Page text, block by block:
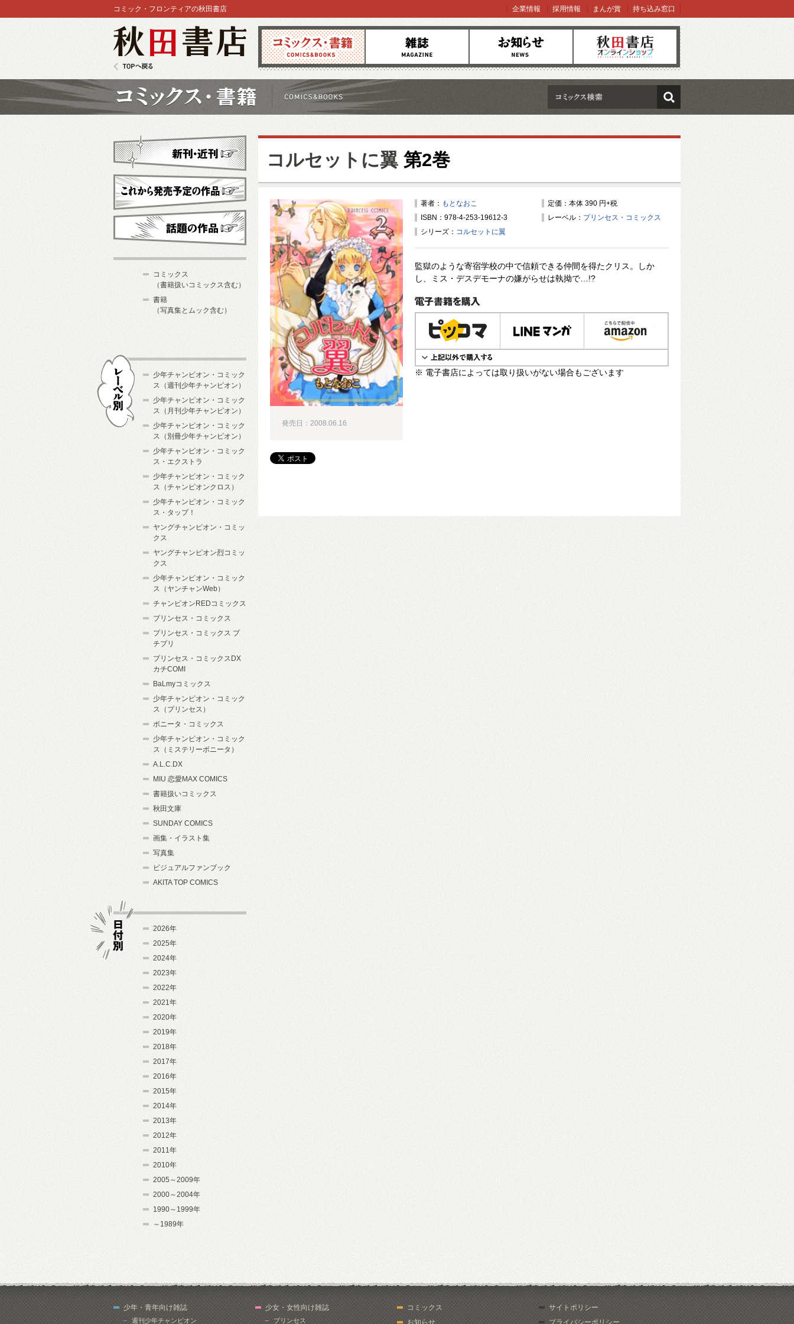
コミックス 雑誌 お知らせ オンラインショップ
コミック・フロンティアの秋田書店 企業情報 採用情報 まんが賞 持ち込み窓口
検索
コルセットに翼 第2巻
著者： もとなおこ
定価：本体 390 円+税
ISBN：978-4-253-19612-3
レーベル： プリンセス・コミックス
シリーズ： コルセットに翼
監獄のような寄宿学校の中で信頼できる仲間を得たクリス。しか
し、ミス・デスデモーナの嫌がらせは執拗で…!?
電子書籍で購入
※ 電子書店によっては取り扱いがない場合もございます
発売日：2008.06.16
新刊・近刊
これから発売予定
コミックス
（書籍扱いコミックス含む）
書籍
（写真集とムック含む）
少年チャンピオン・コミック
ス（週刊少年チャンピオン）
少年チャンピオン・コミック
ス（月刊少年チャンピオン）
少年チャンピオン・コミック
ス（別冊少年チャンピオン）
少年チャンピオン・コミック
ス・エクストラ
少年チャンピオン・コミック
ス（チャンピオンクロス）
少年チャンピオン・コミック
ス・タップ！
ヤングチャンピオン・コミッ
クス
ヤングチャンピオン烈コミッ
クス
少年チャンピオン・コミック
ス（ヤンチャンWeb）
チャンピオンREDコミックス
プリンセス・コミックス
プリンセス・コミックス プ
チプリ
プリンセス・コミックスDX
カチCOMI
BaLmyコミックス
少年チャンピオン・コミック
ス（プリンセス）
ボニータ・コミックス
少年チャンピオン・コミック
ス（ミステリーボニータ）
A.L.C.DX
MIU 恋愛MAX COMICS
書籍扱いコミックス
秋田文庫
SUNDAY COMICS
画集・イラスト集
写真集
ビジュアルファンブック
AKITA TOP COMICS
2026年
2025年
2024年
2023年
2022年
2021年
2020年
2019年
2018年
2017年
2016年
2015年
2014年
2013年
2012年
2011年
2010年
2005～2009年
2000～2004年
1990～1999年
～1989年
少年・青年向け雑誌
週刊少年チャンピオン
少女・女性向け雑誌
プリンセス
コミックス
お知らせ
サイトポリシー
プライバシーポリシー